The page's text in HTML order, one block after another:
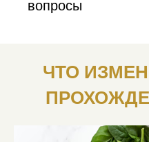
вопросы
ЧТО